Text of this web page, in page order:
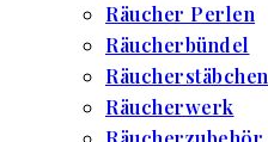
Räucher Perlen
Räucherbündel
Räucherstäbchen
Räucherwerk